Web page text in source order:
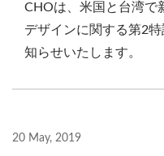
CHOは、米国と台湾で
デザインに関する第2
知らせいたします。
20 May, 2019